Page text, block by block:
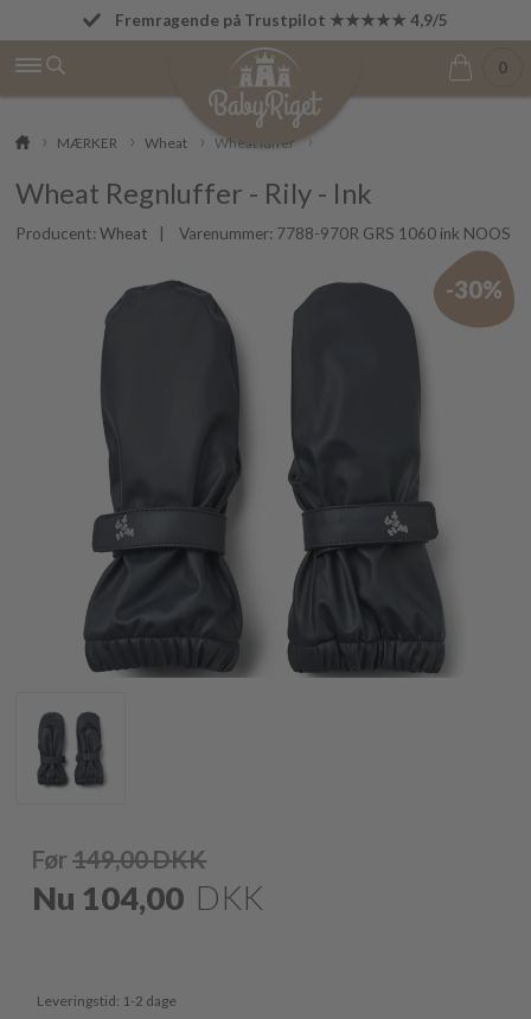
Fri fragt fra 499 kr.
Fremragende på Trustpilot ★★★★★ 4,9/5
0
MÆRKER Wheat Wheat luffer
Wheat Regnluffer - Rily - Ink
Producent: Wheat | Varenummer: 7788-970R GRS 1060 ink NOOS
-30%
Før149,00DKK
Nu 104,00 DKK
Leveringstid: 1-2 dage